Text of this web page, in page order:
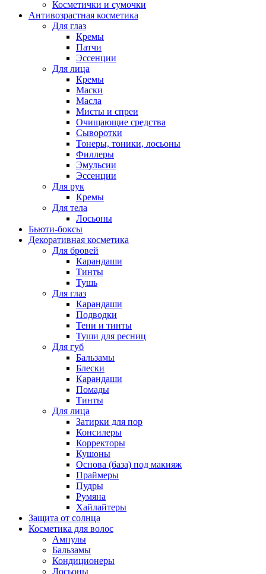
Косметички и сумочки
Антивозрастная косметика
Для глаз
Кремы
Патчи
Эссенции
Для лица
Кремы
Маски
Масла
Мисты и спреи
Очищающие средства
Сыворотки
Тонеры, тоники, лосьоны
Филлеры
Эмульсии
Эссенции
Для рук
Кремы
Для тела
Лосьоны
Бьюти-боксы
Декоративная косметика
Для бровей
Карандаши
Тинты
Тушь
Для глаз
Карандаши
Подводки
Тени и тинты
Туши для ресниц
Для губ
Бальзамы
Блески
Карандаши
Помады
Тинты
Для лица
Затирки для пор
Консилеры
Корректоры
Кушоны
Основа (база) под макияж
Праймеры
Пудры
Румяна
Хайлайтеры
Защита от солнца
Косметика для волос
Ампулы
Бальзамы
Кондиционеры
Лосьоны